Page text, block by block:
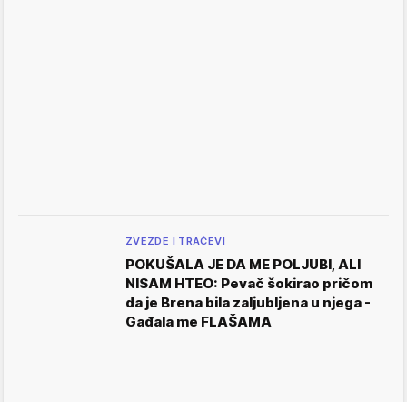
ZVEZDE I TRAČEVI
POKUŠALA JE DA ME POLJUBI, ALI
NISAM HTEO: Pevač šokirao pričom
da je Brena bila zaljubljena u njega -
Gađala me FLAŠAMA